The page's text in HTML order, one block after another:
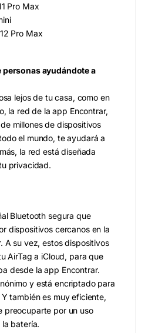
Pro Max
Pro Max
ayudándote a
lejos de tu casa, como en
la red de la app Encontrar,
millones de dispositivos
el mundo, te ayudará a
la red está diseñada
privacidad.
Bluetooth segura que
dispositivos cercanos en la
A su vez, estos dispositivos
AirTag a iCloud, para que
desde la app Encontrar.
y está encriptado para
también es muy eficiente,
preocuparte por un uso
batería.